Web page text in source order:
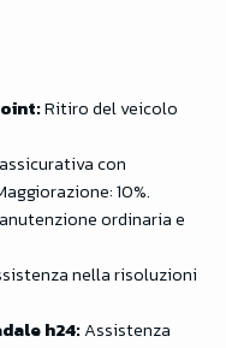
Ritiro del veicolo
con
10%.
ordinaria e
nella risoluzioni
h24:Assistenza